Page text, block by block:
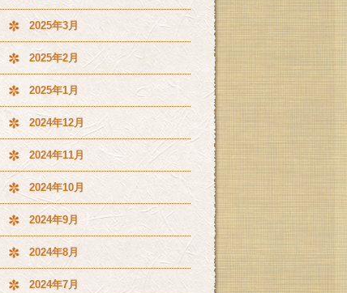
2025年3月
2025年2月
2025年1月
2024年12月
2024年11月
2024年10月
2024年9月
2024年8月
2024年7月